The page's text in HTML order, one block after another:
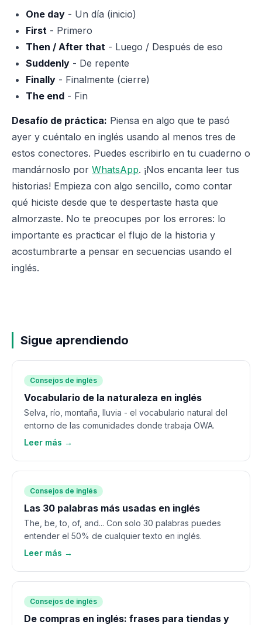
One day - Un día (inicio)
First - Primero
Then / After that - Luego / Después de eso
Suddenly - De repente
Finally - Finalmente (cierre)
The end - Fin
Desafío de práctica: Piensa en algo que te pasó
ayer y cuéntalo en inglés usando al menos tres de
estos conectores. Puedes escribirlo en tu cuaderno o
mandárnoslo por WhatsApp. ¡Nos encanta leer tus
historias! Empieza con algo sencillo, como contar
qué hiciste desde que te despertaste hasta que
almorzaste. No te preocupes por los errores: lo
importante es practicar el flujo de la historia y
acostumbrarte a pensar en secuencias usando el
inglés.
Sigue aprendiendo
Consejos de inglés
Vocabulario de la naturaleza en inglés
Selva, río, montaña, lluvia - el vocabulario natural del
entorno de las comunidades donde trabaja OWA.
Leer más →
Consejos de inglés
Las 30 palabras más usadas en inglés
The, be, to, of, and... Con solo 30 palabras puedes
entender el 50% de cualquier texto en inglés.
Leer más →
Consejos de inglés
De compras en inglés: frases para tiendas y